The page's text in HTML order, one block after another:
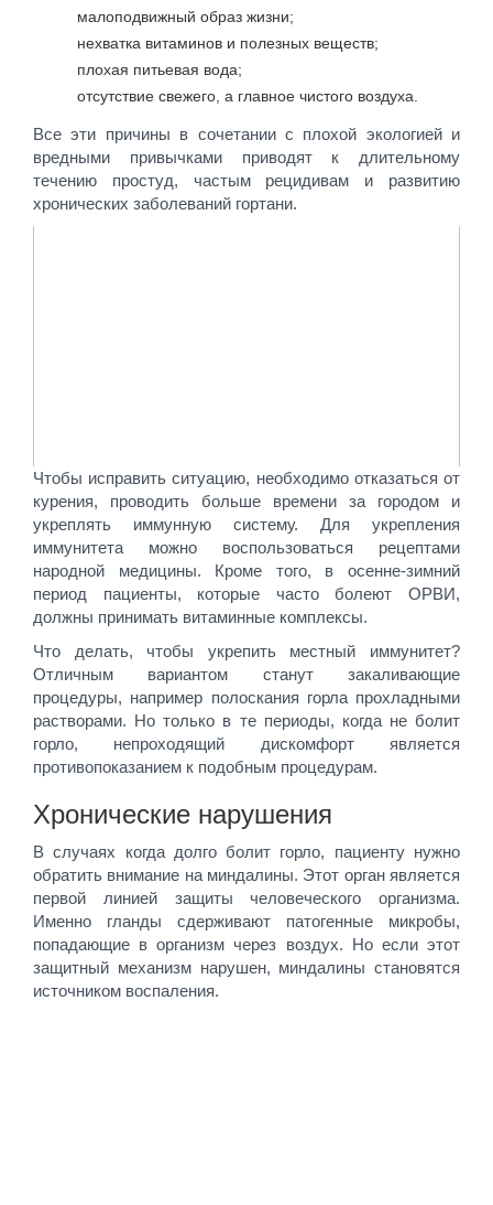
малоподвижный образ жизни;
нехватка витаминов и полезных веществ;
плохая питьевая вода;
отсутствие свежего, а главное чистого воздуха.
Все эти причины в сочетании с плохой экологией и
вредными привычками приводят к длительному
течению простуд, частым рецидивам и развитию
хронических заболеваний гортани.
Чтобы исправить ситуацию, необходимо отказаться от
курения, проводить больше времени за городом и
укреплять иммунную систему. Для укрепления
иммунитета можно воспользоваться рецептами
народной медицины. Кроме того, в осенне-зимний
период пациенты, которые часто болеют ОРВИ,
должны принимать витаминные комплексы.
Что делать, чтобы укрепить местный иммунитет?
Отличным вариантом станут закаливающие
процедуры, например полоскания горла прохладными
растворами. Но только в те периоды, когда не болит
горло, непроходящий дискомфорт является
противопоказанием к подобным процедурам.
Хронические нарушения
В случаях когда долго болит горло, пациенту нужно
обратить внимание на миндалины. Этот орган является
первой линией защиты человеческого организма.
Именно гланды сдерживают патогенные микробы,
попадающие в организм через воздух. Но если этот
защитный механизм нарушен, миндалины становятся
источником воспаления.